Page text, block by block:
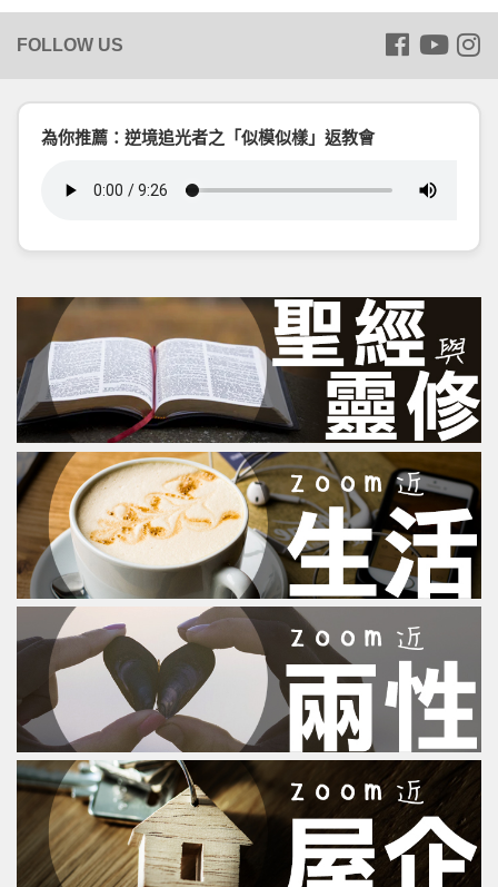
為你推薦：逆境追光者之「似模似樣」返教會